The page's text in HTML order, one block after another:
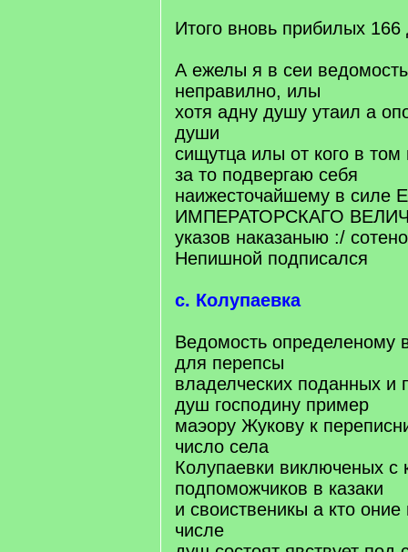
Итого вновь прибилых
А ежелы я в сеи
неправилно, илы
хотя адну душу утаил а
души
сищутца илы от кого в том
за то подвергаю себя
наижесточайшему в силе
ИМПЕРАТОРСКАГО
указов наказаныю :/
Непишной подписался
с. Колупаевка
Ведомость определеному
для перепсы
владелческих поданных и
душ господину пример
маэору Жукову к
число села
Колупаевки виключеных с
подпоможчиков в казаки
и своиственикы а кто
числе